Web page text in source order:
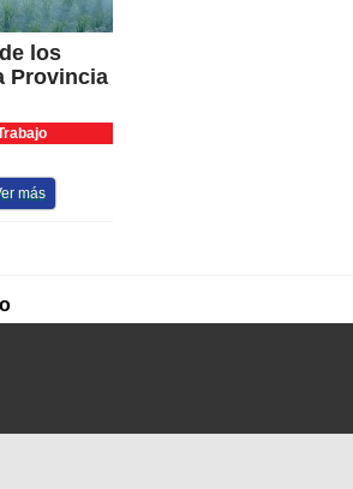
los
Provincia
más